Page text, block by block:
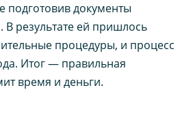
подготовив документы
результате ей пришлось
процедуры, и процесс
Итог — правильная
время и деньги.